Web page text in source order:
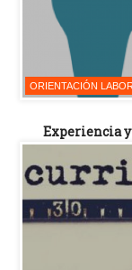
ORIENTACIÓN
Experiencia y